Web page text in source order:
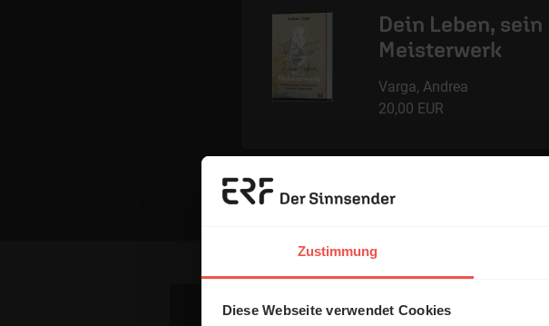
Zustimmung
Diese Webseite verwendet Cookies
Dein Leben, sein
Meisterwerk
Varga, Andrea
20,00 EUR